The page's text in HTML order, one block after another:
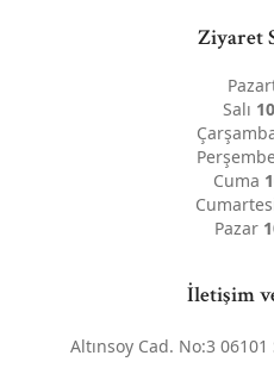
Ziyaret
Salı
Cuma
Pazar
İletişim
Altınsoy Cad. No:3